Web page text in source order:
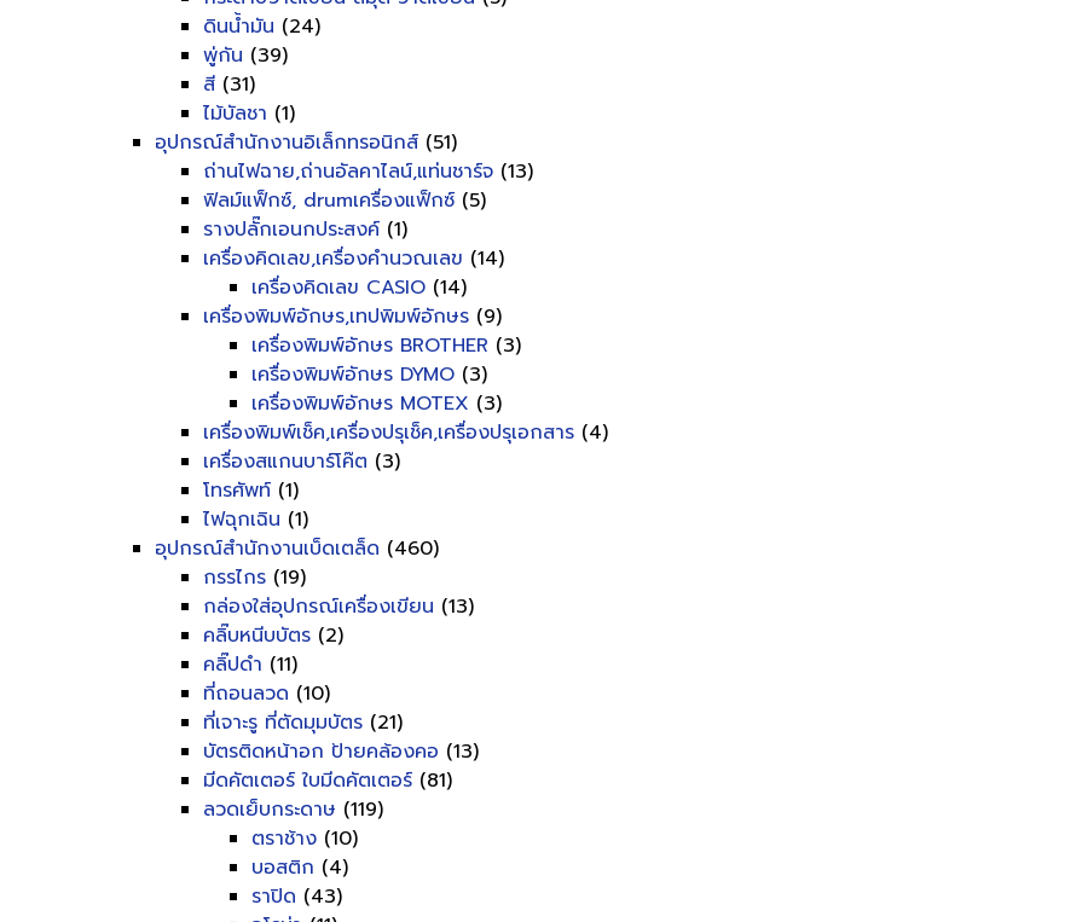
ดินน้ำมัน (24)
พู่กัน (39)
สี (31)
ไม้บัลชา (1)
อุปกรณ์สำนักงานอิเล็กทรอนิกส์ (51)
ถ่านไฟฉาย,ถ่านอัลคาไลน์,แท่นชาร์จ (13)
ฟิลม์แฟ็กซ์, drumเครื่องแฟ็กซ์ (5)
รางปลั๊กเอนกประสงค์ (1)
เครื่องคิดเลข,เครื่องคำนวณเลข (14)
เครื่องคิดเลข CASIO (14)
เครื่องพิมพ์อักษร,เทปพิมพ์อักษร (9)
เครื่องพิมพ์อักษร BROTHER (3)
เครื่องพิมพ์อักษร DYMO (3)
เครื่องพิมพ์อักษร MOTEX (3)
เครื่องพิมพ์เช็ค,เครื่องปรุเช็ค,เครื่องปรุเอกสาร (4)
เครื่องสแกนบาร์โค๊ต (3)
โทรศัพท์ (1)
ไฟฉุกเฉิน (1)
อุปกรณ์สำนักงานเบ็ดเตล็ด (460)
กรรไกร (19)
กล่องใส่อุปกรณ์เครื่องเขียน (13)
คลิ๊บหนีบบัตร (2)
คลิ๊ปดำ (11)
ที่ถอนลวด (10)
ที่เจาะรู ที่ตัดมุมบัตร (21)
บัตรติดหน้าอก ป้ายคล้องคอ (13)
มีดคัตเตอร์ ใบมีดคัตเตอร์ (81)
ลวดเย็บกระดาษ (119)
ตราช้าง (10)
บอสติก (4)
ราปิด (43)